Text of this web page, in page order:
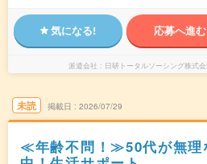
気になる! 応募へ進む
派遣会社 日研トータルソーシング株式
未読 掲載日 2026/07/29
≪年齢不問！≫50代が無理